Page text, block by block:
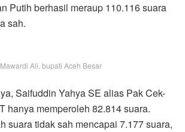
Putih berhasil meraup 110.116 suara
sah.
Mawardi Ali, bupati Aceh Besar
Saifuddin Yahya SE alias Pak Cek-
hanya memperoleh 82.814 suara.
suara tidak sah mencapai 7.177 suara,